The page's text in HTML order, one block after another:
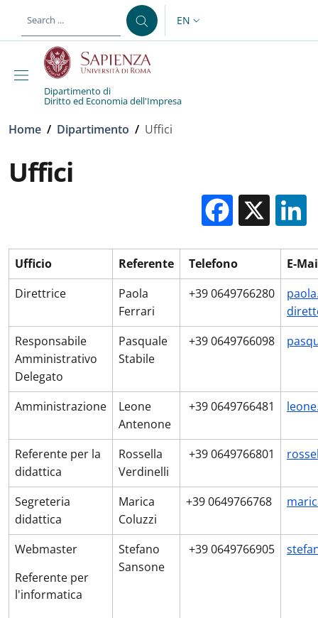
LANGUAGE SWITCHER:
EN
Dipartimento di
Diritto ed Economia dell'Impresa
Breadcrumb
Home / Dipartimento / Uffici
Uffici
X
Ufficio Referente Telefono
E-
Direttrice
Paola
Ferrari
+39 0649766280
Responsabile
Amministrativo
Delegato
Pasquale
Stabile
+39 0649766098
Amministrazione
Leone
Antenone
+39 0649766481
Referente per la
didattica
Rossella
Verdinelli
+39 0649766801
Segreteria
didattica
Marica
Coluzzi
+39 0649766768
Webmaster
Referente per
l'informatica
Stefano
Sansone
+39 0649766905